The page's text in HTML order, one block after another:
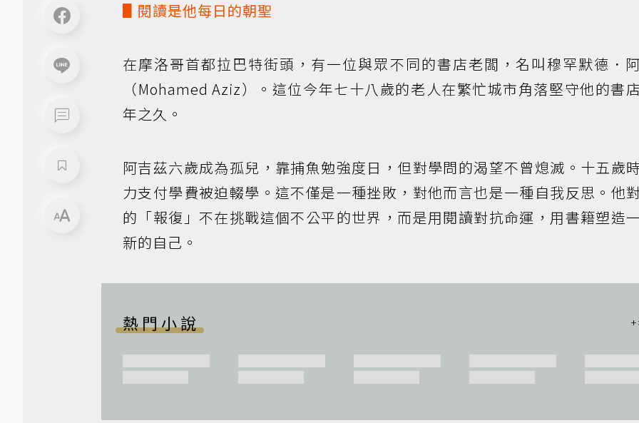
▋閱讀是他每日的朝聖
在摩洛哥首都拉巴特街頭，有一位與眾不同的書店老闆，名叫穆罕默德．
（Mohamed Aziz）。這位今年七十八歲的老人在繁忙城市角落堅守他的書
年之久。
阿吉茲六歲成為孤兒，靠捕魚勉強度日，但對學問的渴望不曾熄滅。十五歲
力支付學費被迫輟學。這不僅是一種挫敗，對他而言也是一種自我反思。他
的「報復」不在挑戰這個不公平的世界，而是用閱讀對抗命運，用書籍塑造
新的自己。
熱門小說